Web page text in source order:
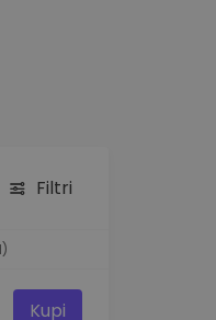
Filtri
Kupi